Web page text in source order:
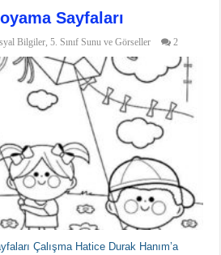
Sayfaları
Bilgiler ,5. Sınıf Sunu ve Görseller 2
Çalışma Hatice Durak Hanım’a